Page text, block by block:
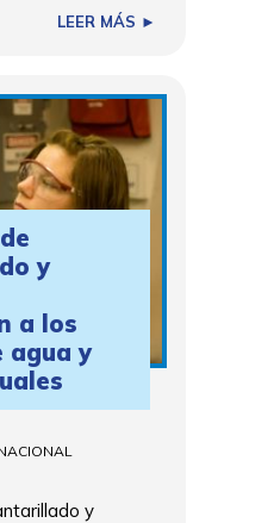
LEER MÁS ►
y
a los
agua y
y